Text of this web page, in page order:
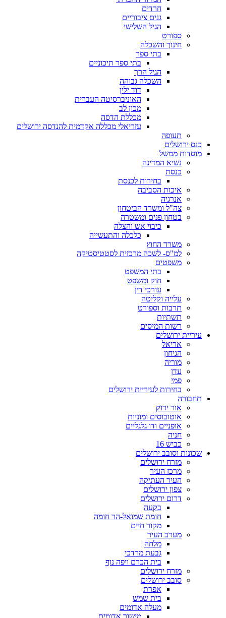
חרדים
גנים ציבוריים
הגיל השלישי
ספורט
חינוך והשכלה
בתי ספר
בתי ספר תיכוניים
הגיל הרך
השכלה גבוהה
דוד ילין
האוניברסיטה העברית
מכון לב
מכללת הדסה
עזריאלי מכללה אקדמית להנדסה ירושלים
תעופה
כנס ירושלים
מוסדות ממשל
נשיא המדינה
כנסת
בחירות לכנסת
איכות הסביבה
אנרגיה
צה"ל ומשרד הביטחון
בטחון פנים ומשטרה
כיבוי אש והצלה
כלכלה והתעשייה
משרד החוץ
למ"ס- לשכה מרכזית לסטטיסטיקה
משפטים
בתי המשפט
חוק ומשפט
עורכי דין
עלייה וקליטה
תרבות וספורט
תשתיות
רשות המיסים
עיריית ירושלים
אריאל
הגיחון
מוריה
עדן
פמי
בחירות לעיריית ירושלים
תחבורה
אור ירוק
אוטובוסים ומוניות
אופניים ודו גלגליים
חניה
כביש 16
שכונות וסובב ירושלים
מזרח ירושלים
מרכז העיר
העיר העתיקה
צפון ירושלים
דרום ירושלים
בקעה
חומת שמואל-הר חומה
מקור חיים
מערב העיר
מלחה
גבעת מרדכי
בית הכרם ויפה נוף
מזרח ירושלים
סובב ירושלים
אפרת
בית שמש
מעלה אדומים
מישור אדומים